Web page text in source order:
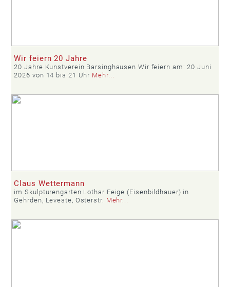
Wir feiern 20 Jahre
20 Jahre Kunstverein Barsinghausen Wir feiern am: 20 Juni
2026 von 14 bis 21 Uhr Mehr...
Claus Wettermann
im Skulpturengarten Lothar Feige (Eisenbildhauer) in
Gehrden, Leveste, Osterstr. Mehr...